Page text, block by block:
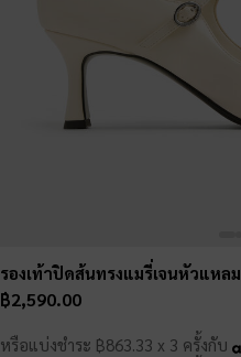
รองเท้าปิดส้นทรงแมรี่เจนหัวแหลม
฿2,590.00
หรือแบ่งชำระ ฿863.33 x 3 ครั้งกับ